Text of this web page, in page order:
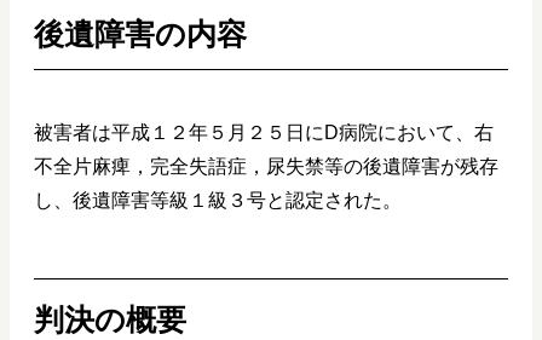
後遺障害の内容
被害者は平成１２年５月２５日にD病院において、右
不全片麻痺，完全失語症，尿失禁等の後遺障害が残存
し、後遺障害等級１級３号と認定された。
判決の概要